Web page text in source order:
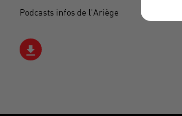
Podcasts infos de l'Ariège